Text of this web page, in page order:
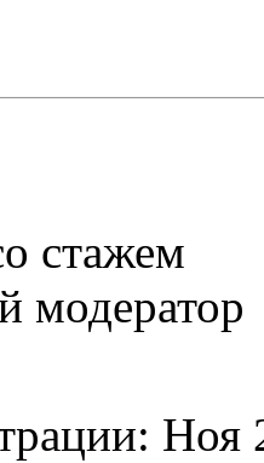
стажем
модератор
Ноя